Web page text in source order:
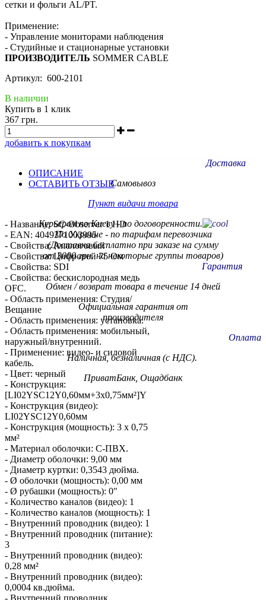
сетки и фольги AL/PT.
Применение:
- Управление мониторами наблюдения
- Студийные и стационарные установки
ПРОИЗВОДИТЕЛЬ SOMMER CABLE
Артикул: 600-2101
В наличии
Купить в 1 клик
367 грн.
добавить к покупкам
Доставка
Самовывоз
Пункт видачи товара
Курьером по Киеву - по договоренности.
По Украине - по тарифам перевозчика
(Доставка бесплатно при заказе на сумму
от 3000 грн. на некоторые группы товаров)
Гарантия
Обмен / возврат товара в течение 14 дней
Официальная гарантия от
производителя
Оплата
Наличная, безналичная (с НДС).
ПриватБанк, Ощадбанк
ОПИСАНИЕ
ОСТАВИТЬ ОТЗЫВ
- Название: SC-Observer 1 HD
- EAN: 4049371003995
- Свойства: Аналоговый
- Свойства: Цифровой 75 Ом
- Свойства: SDI
- Свойства: бескислородная медь
OFC.
- Область применения: Студия/
Вещание
- Область применения: установка.
- Область применения: мобильный,
наружный/внутренний.
- Применение: видео- и силовой
кабель.
- Цвет: черный
- Конструкция:
[LI02YSC12Y0,60мм+3x0,75мм²]Y
- Конструкция (видео):
LI02YSC12Y0,60мм
- Конструкция (мощность): 3 х 0,75
мм²
- Материал оболочки: С-ПВХ.
- Диаметр оболочки: 9,00 мм
- Диаметр куртки: 0,3543 дюйма.
- Ø оболочки (мощность): 0,00 мм
- Ø рубашки (мощность): 0"
- Количество каналов (видео): 1
- Количество каналов (мощность): 1
- Внутренний проводник (видео): 1
- Внутренний проводник (питание):
3
- Внутренний проводник (видео):
0,28 мм²
- Внутренний проводник (видео):
0,0004 кв.дюйма.